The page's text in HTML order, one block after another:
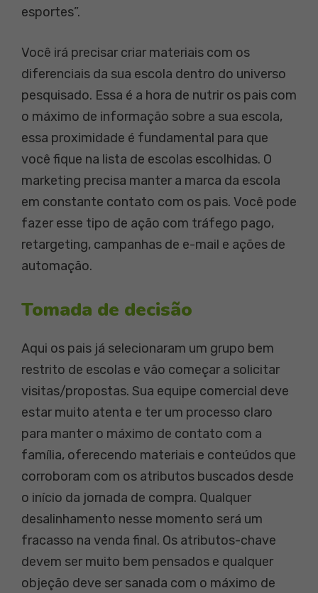
esportes”.
Você irá precisar criar materiais com os
diferenciais da sua escola dentro do universo
pesquisado. Essa é a hora de nutrir os pais com
o máximo de informação sobre a sua escola,
essa proximidade é fundamental para que
você fique na lista de escolas escolhidas. O
marketing precisa manter a marca da escola
em constante contato com os pais. Você pode
fazer esse tipo de ação com tráfego pago,
retargeting, campanhas de e-mail e ações de
automação.
Tomada de decisão
Aqui os pais já selecionaram um grupo bem
restrito de escolas e vão começar a solicitar
visitas/propostas. Sua equipe comercial deve
estar muito atenta e ter um processo claro
para manter o máximo de contato com a
família, oferecendo materiais e conteúdos que
corroboram com os atributos buscados desde
o início da jornada de compra. Qualquer
desalinhamento nesse momento será um
fracasso na venda final. Os atributos-chave
devem ser muito bem pensados e qualquer
objeção deve ser sanada com o máximo de